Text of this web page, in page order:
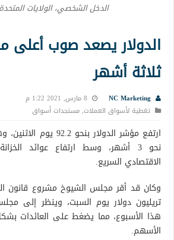
الدخل الشخصي، الولايات
الدولار يصعد صوب أعلى
ثلاثة أشهر
NC Marketing
8 مارس, 2021 1:22 م
تغطية لأسواق العملات,مستجدات أسواق
ارتفع مؤشر الدولار
نحو 3 أشهر، وسط ارتفاع عوائد
الاقتصادي السريع.
تريليون دولار يوم السبت، وينظر إلى
هذا الأسبوع، مما يضغط على العائدات
الأسهم.